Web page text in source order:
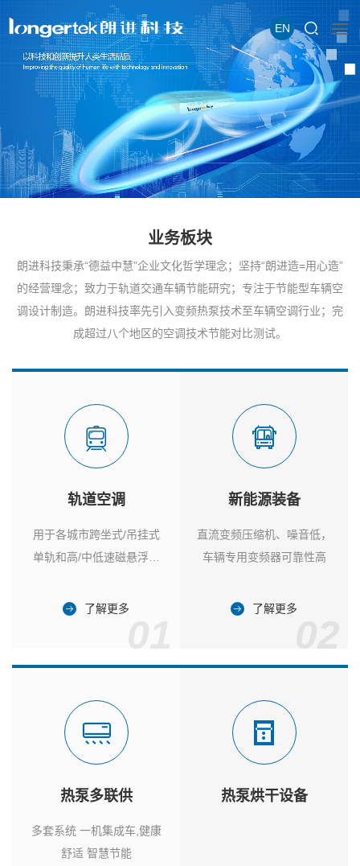
EN
业务板块
朗进科技秉承“德益中慧”企业文化哲学理念；坚持“朗进造=用心造”
的经营理念；致力于轨道交通车辆节能研究；专注于节能型车辆空
调设计制造。朗进科技率先引入变频热泵技术至车辆空调行业；完
成超过八个地区的空调技术节能对比测试。
轨道空调
用于各城市跨坐式/吊挂式
单轨和高/中低速磁悬浮列
了解更多
新能源装备
直流变频压缩机、噪音低，
车辆专用变频器可靠性高
了解更多
热泵多联供
多套系统 一机集成车,健康
舒适 智慧节能
热泵烘干设备